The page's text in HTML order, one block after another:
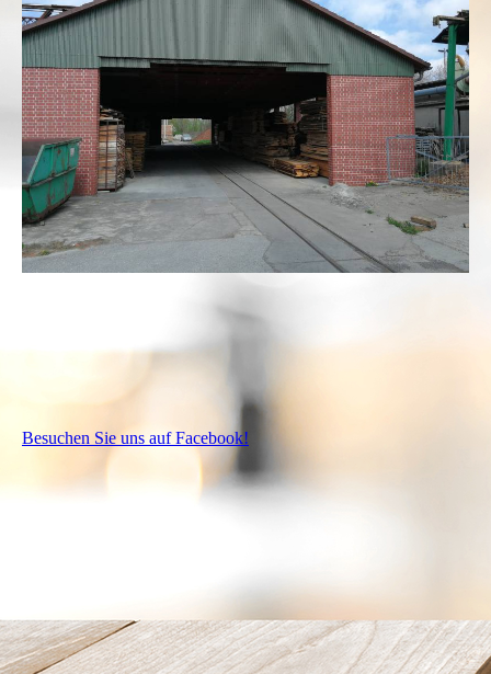
Besuchen Sie uns auf Facebook!